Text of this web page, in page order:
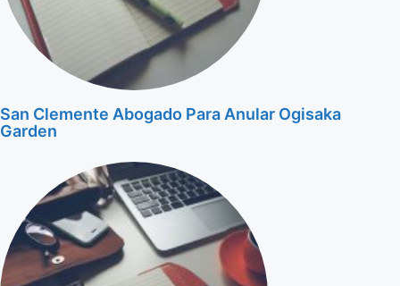
San Clemente Abogado Para Anular Ogisaka
Garden